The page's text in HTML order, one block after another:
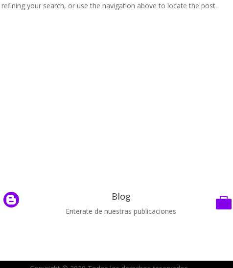
your search, or use the navigation above to locate the post.
 Blog
Enterate de nuestras publicaciones
